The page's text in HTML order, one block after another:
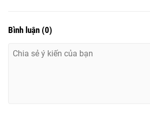
Bình luận (0)